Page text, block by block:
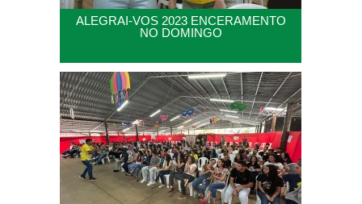
ALEGRAI-VOS 2023 ENCERAMENTO
NO DOMINGO